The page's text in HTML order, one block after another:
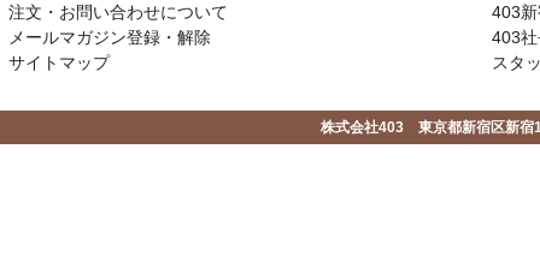
注文・お問い合わせについて
メールマガジン登録・解除
サイトマップ
403
403
スタ
株式会社403 東京都新宿区新